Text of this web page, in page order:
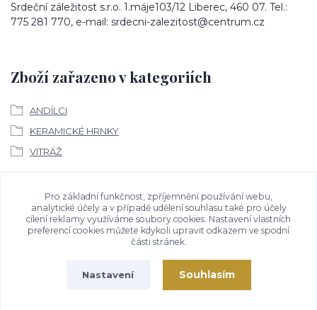
Srdeční záležitost s.r.o. 1.máje103/12 Liberec, 460 07. Tel.:
775 281 770, e-mail: srdecni-zalezitost@centrum.cz
Zboží zařazeno v kategoriích
ANDÍLCI
KERAMICKÉ HRNKY
VITRÁŽ
Ke stažení
Bezpečností upozornění
Pro základní funkčnost, zpříjemnění používání webu,
analytické účely a v případě udělení souhlasu také pro účely
cílení reklamy využíváme soubory cookies. Nastavení vlastních
preferencí cookies můžete kdykoli upravit odkazem ve spodní
části stránek.
Nastavení Souhlasím